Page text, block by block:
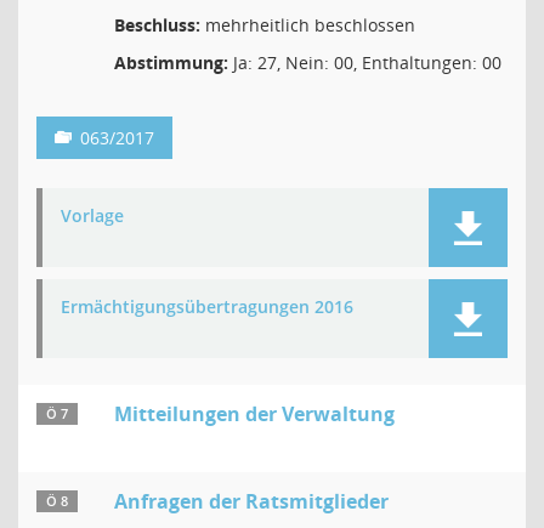
Beschluss: mehrheitlich beschlossen
Abstimmung: Ja: 27, Nein: 00, Enthaltungen: 00
063/2017
Vorlage
Ermächtigungsübertragungen 2016
Ö 7 Mitteilungen der Verwaltung
Ö 8 Anfragen der Ratsmitglieder